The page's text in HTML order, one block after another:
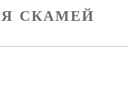
СКАМЕЙ